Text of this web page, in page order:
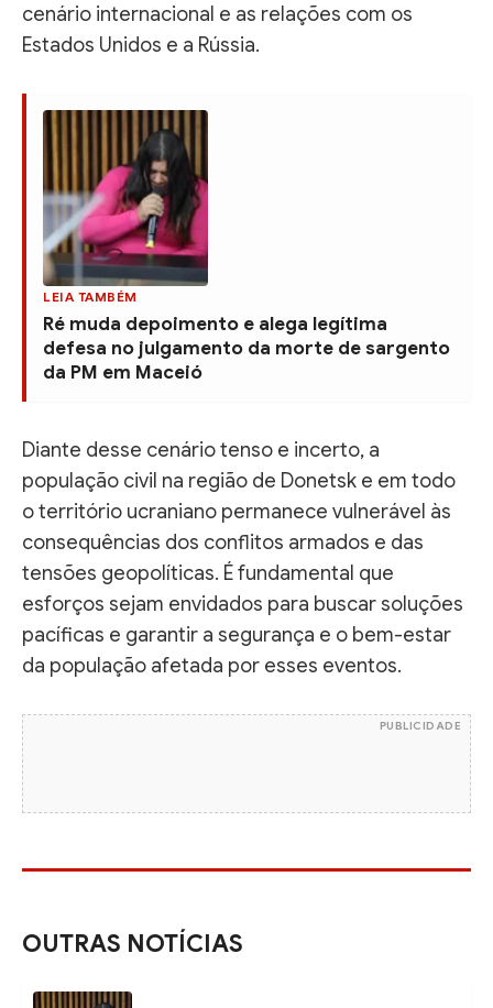
cenário internacional e as relações com os
Estados Unidos e a Rússia.
LEIA TAMBÉM
Ré muda depoimento e alega legítima
defesa no julgamento da morte de sargento
da PM em Maceió
Diante desse cenário tenso e incerto, a
população civil na região de Donetsk e em todo
o território ucraniano permanece vulnerável às
consequências dos conflitos armados e das
tensões geopolíticas. É fundamental que
esforços sejam envidados para buscar soluções
pacíficas e garantir a segurança e o bem-estar
da população afetada por esses eventos.
PUBLICIDADE
OUTRAS NOTÍCIAS